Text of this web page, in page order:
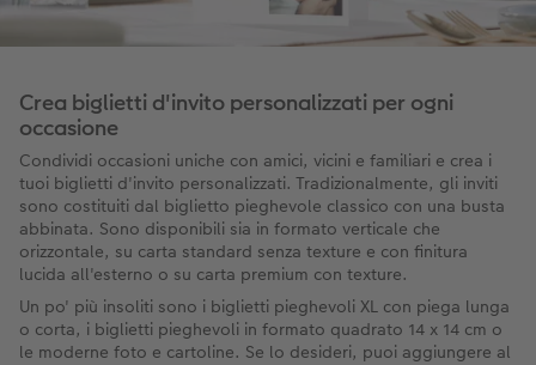
Crea biglietti d'invito personalizzati per ogni
occasione
Condividi occasioni uniche con amici, vicini e familiari e crea i
tuoi biglietti d'invito personalizzati. Tradizionalmente, gli inviti
sono costituiti dal biglietto pieghevole classico con una busta
abbinata. Sono disponibili sia in formato verticale che
orizzontale, su carta standard senza texture e con finitura
lucida all'esterno o su carta premium con texture.
Un po' più insoliti sono i biglietti pieghevoli XL con piega lunga
o corta, i biglietti pieghevoli in formato quadrato 14 x 14 cm o
le moderne foto e cartoline. Se lo desideri, puoi aggiungere al